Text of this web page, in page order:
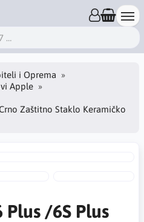
i Oprema
Apple
Zaštitno Staklo Keramičko
/6S Plus